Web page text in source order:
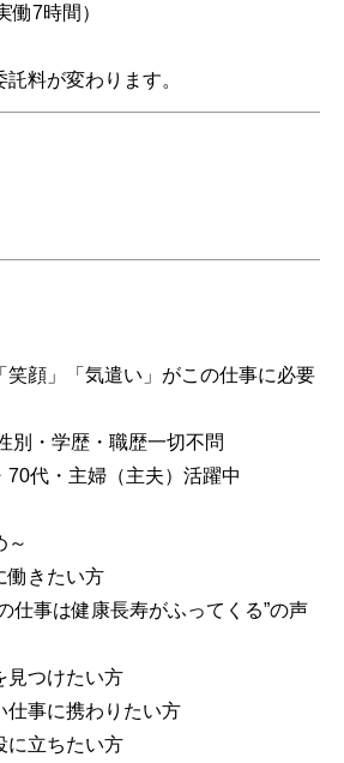
7時間）
料が変わります。
笑顔」「気遣い」がこの仕事に必要
別・学歴・職歴一切不問
70代・主婦（主夫）活躍中
～
働きたい方
仕事は健康長寿がふってくる”の声
見つけたい方
仕事に携わりたい方
に立ちたい方